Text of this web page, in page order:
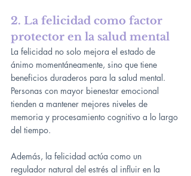
2. La felicidad como factor
protector en la salud mental
La felicidad no solo mejora el estado de
ánimo momentáneamente, sino que tiene
beneficios duraderos para la salud mental.
Personas con mayor bienestar emocional
tienden a mantener mejores niveles de
memoria y procesamiento cognitivo a lo largo
del tiempo.
Además, la felicidad actúa como un
regulador natural del estrés al influir en la